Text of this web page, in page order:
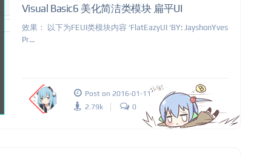
Visual Basic6 美化简洁类模块 扁平UI
效果： 以下为FEUI类模块内容 ‘FlatEazyUI ‘BY: JayshonYves
Pr...
Post on 2016-01-11
2.79k
0